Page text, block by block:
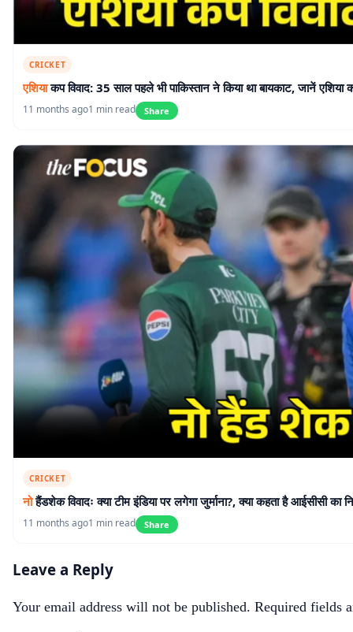
CRICKET
एशियाकप विवाद: 35 साल पहले भी पाकिस्तान ने किया था बायकाट, जानें एशिया
11 months ago1 min read Share
CRICKET
नोहैंडशेक विवादः क्या टीम इंडिया पर लगेगा जुर्माना?, क्या कहता है आईसीसी का
11 months ago1 min read Share
Leave a Reply
Your email address will not be published. Required fields